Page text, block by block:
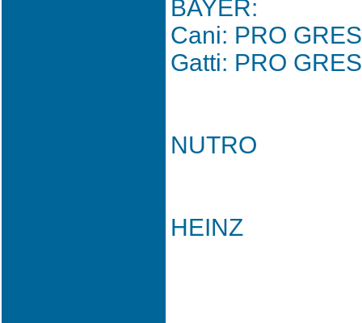
BAYER:
Cani: PRO GRES
Gatti: PRO GRES
NUTRO
HEINZ